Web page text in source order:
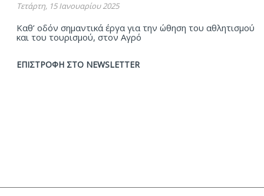
Τετάρτη, 15 Ιανουαρίου 2025
Καθ’ οδόν σημαντικά έργα για την ώθηση του αθλητισμού
και του τουρισμού, στον Αγρό
ΕΠΙΣΤΡΟΦΗ ΣΤΟ NEWSLETTER